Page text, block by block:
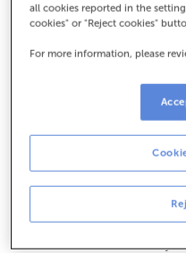
Consulta todos los
Gestiones comerciales
De lunes a viernes de
cita previa
y
Esta oficina no dispone
Puedes realizar tus
efectivo
all cookies reported in the
cookies" or "Reject cookies"
For more information, please